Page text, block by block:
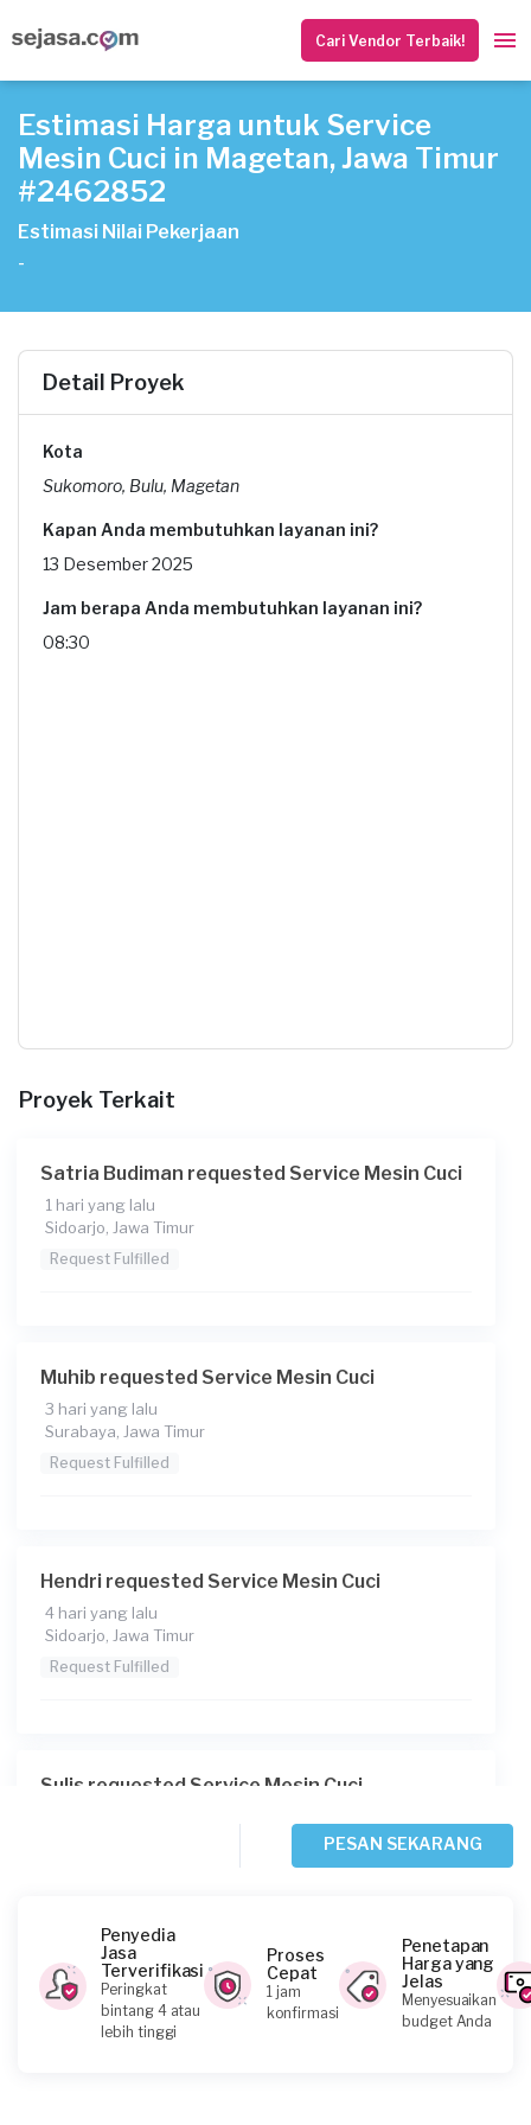
Cari Vendor Terbaik!
Estimasi Harga untuk Service
Mesin Cuci in Magetan, Jawa Timur
#2462852
Estimasi Nilai Pekerjaan
-
Detail Proyek
Kota
Sukomoro, Bulu, Magetan
Kapan Anda membutuhkan layanan ini?
13 Desember 2025
Jam berapa Anda membutuhkan layanan ini?
08:30
Proyek Terkait
Satria Budiman requested Service Mesin Cuci
1 hari yang lalu
Sidoarjo, Jawa Timur
Request Fulfilled
Muhib requested Service Mesin Cuci
3 hari yang lalu
Surabaya, Jawa Timur
Request Fulfilled
Hendri requested Service Mesin Cuci
4 hari yang lalu
Sidoarjo, Jawa Timur
Request Fulfilled
Sulis requested Service Mesin Cuci
Adrian Himawan Santoso requested Service
Mesin Cuci
6 hari yang lalu
PESAN SEKARANG
Penyedia
Jasa
Terverifikasi
Peringkat
bintang 4 atau
lebih tinggi
Proses
Cepat
1 jam
konfirmasi
Penetapan
Harga yang
Jelas
Menyesuaikan
budget Anda